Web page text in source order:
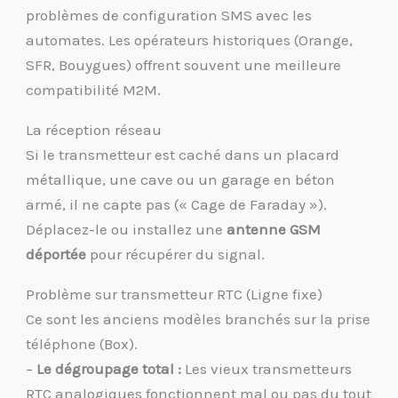
problèmes de configuration SMS avec les
automates. Les opérateurs historiques (Orange,
SFR, Bouygues) offrent souvent une meilleure
compatibilité M2M.
La réception réseau
Si le transmetteur est caché dans un placard
métallique, une cave ou un garage en béton
armé, il ne capte pas (« Cage de Faraday »).
Déplacez-le ou installez uneantenne GSM
déportée pour récupérer du signal.
Problème sur transmetteur RTC (Ligne fixe)
Ce sont les anciens modèles branchés sur la prise
téléphone (Box).
– Le dégroupage total : Les vieux transmetteurs
RTC analogiques fonctionnent mal ou pas du tout